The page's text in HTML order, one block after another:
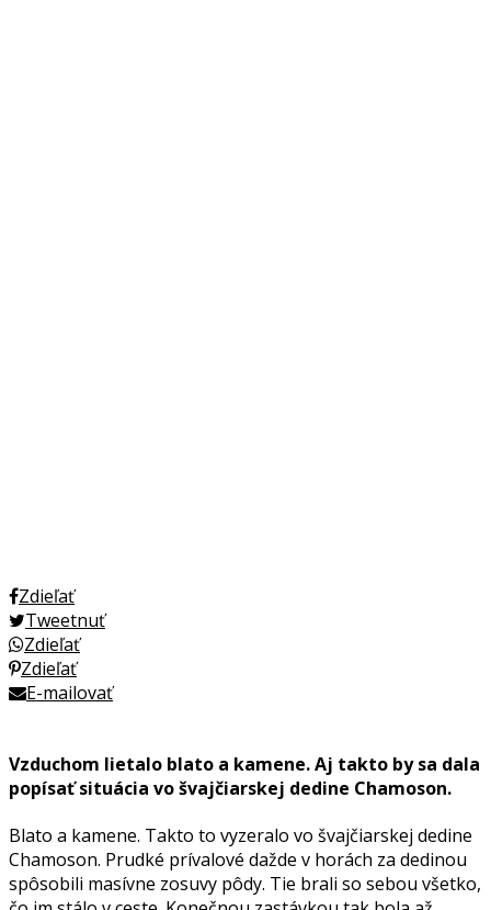
Zdieľať
Tweetnuť
Zdieľať
Zdieľať
E-mailovať
Vzduchom lietalo blato a kamene. Aj takto by sa dala
popísať situácia vo švajčiarskej dedine Chamoson.
Blato a kamene. Takto to vyzeralo vo švajčiarskej dedine
Chamoson. Prudké prívalové dažde v horách za dedinou
spôsobili masívne zosuvy pôdy. Tie brali so sebou všetko,